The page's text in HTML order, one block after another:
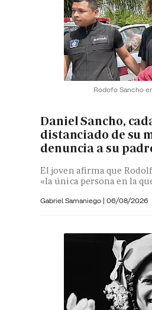
Rodofo Sancho
Daniel Sancho,
distanciado de su
denuncia a su
El joven afirma que
«la única persona en la
Gabriel Samaniego | 06/08/2026